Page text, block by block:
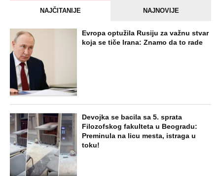
NAJNOVIJE POPULARNO
HRVATSKI MEDIJI TVRDE DA JE
JOZINOVIĆEVA KARIJERA GOTOVA